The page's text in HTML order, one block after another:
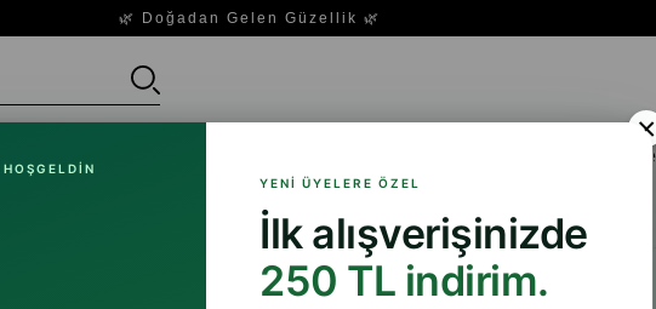
🌿 Doğadan Gelen Güzellik 🌿
Cilt İhtiyacına Göre
×
YENI ÜYELERE ÖZEL
İlk alışverişinizde
250 TL indirim.